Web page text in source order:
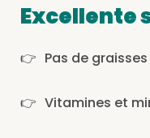
Excellente
Pas de
Vitamines et